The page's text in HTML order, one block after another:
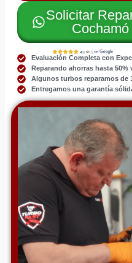
Solicitar
Evaluación Completa con
Reparando ahorras hasta 50%
Algunos turbos reparamos de
Entregamos una garantía